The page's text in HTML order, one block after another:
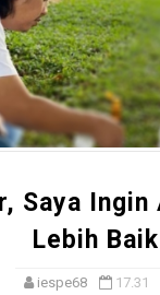
Saya Ingin
Lebih Baik
iespe68 17.31